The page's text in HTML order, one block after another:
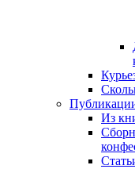
Из